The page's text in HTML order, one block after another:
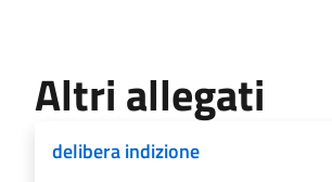
Altri allegati
delibera indizione